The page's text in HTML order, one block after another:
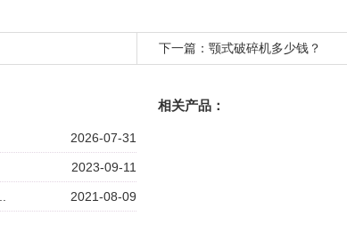
下一篇： 颚式破碎机多少钱？
2026-07-31
2023-09-11
2021-08-09
相关产品：